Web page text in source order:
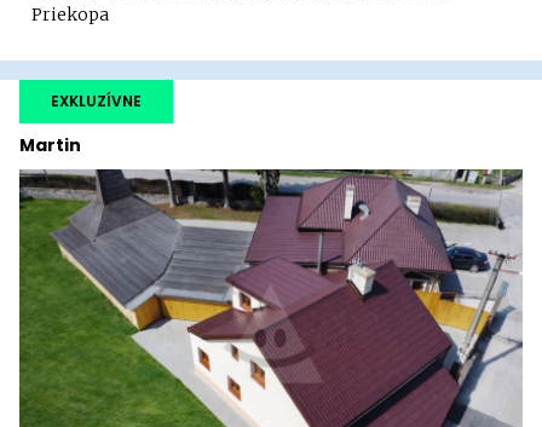
Priekopa
Martin
EXKLUZÍVNE